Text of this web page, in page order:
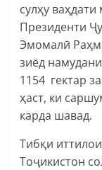
сулҳу
Президенти
Эмомалӣ
зиёд
1154 гектар
ҳаст, ки
карда шавад.
Тибқи
Тоҷикистон